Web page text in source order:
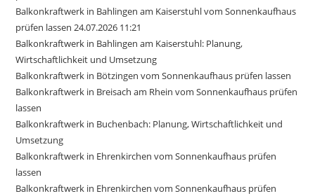
Balkonkraftwerk in Bahlingen am Kaiserstuhl vom Sonnenkaufhaus
prüfen lassen 24.07.2026 11:21
Balkonkraftwerk in Bahlingen am Kaiserstuhl: Planung,
Wirtschaftlichkeit und Umsetzung
Balkonkraftwerk in Bötzingen vom Sonnenkaufhaus prüfen lassen
Balkonkraftwerk in Breisach am Rhein vom Sonnenkaufhaus prüfen
lassen
Balkonkraftwerk in Buchenbach: Planung, Wirtschaftlichkeit und
Umsetzung
Balkonkraftwerk in Ehrenkirchen vom Sonnenkaufhaus prüfen
lassen
Balkonkraftwerk in Ehrenkirchen vom Sonnenkaufhaus prüfen